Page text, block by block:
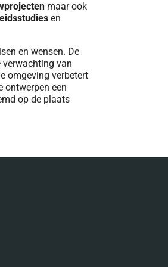
maar ook
en
en wensen. De
van
omgeving verbetert
ontwerpen een
op de plaats